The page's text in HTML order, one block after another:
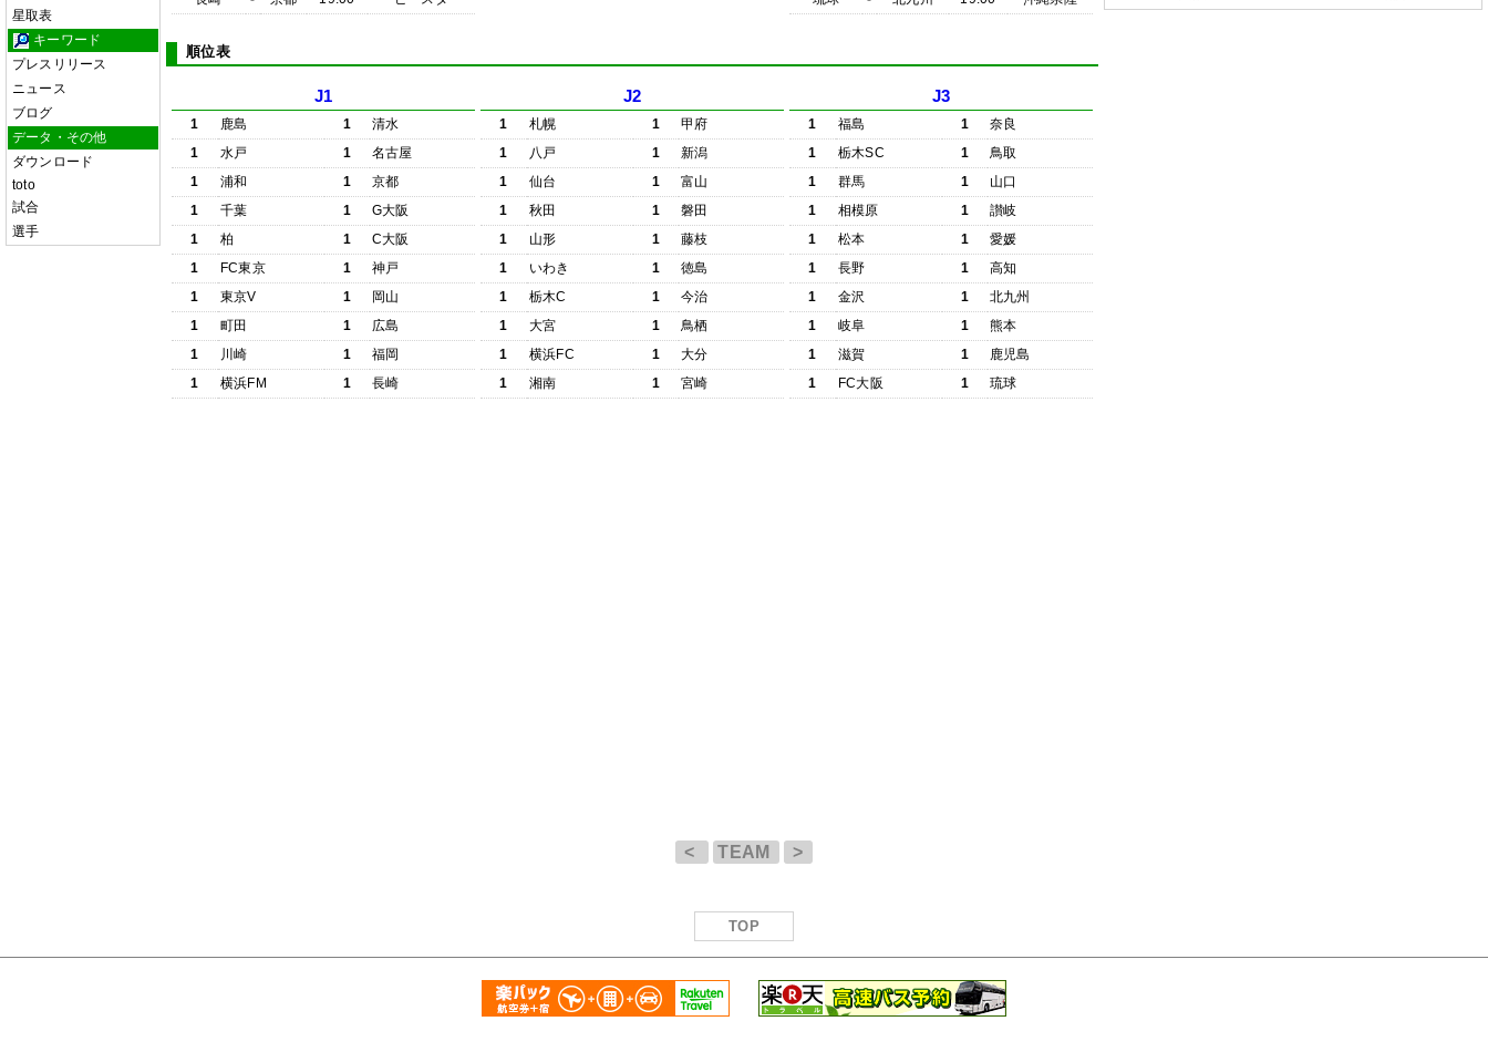
星取表
キーワード
プレスリリース
ニュース
ブログ
データ・その他
ダウンロード
toto
試合
選手
順位表
J1
1 鹿島 1
清水
1
水戸 1
名古屋
1
浦和 1
京都
1
千葉 1
G大阪
1
柏 1
C大阪
1
FC東京 1
神戸
1
東京V 1
岡山
1
町田 1
広島
1
川崎 1
福岡
1
横浜FM 1 長崎
J2
1 札幌 1
甲府
1
八戸 1
新潟
1
仙台 1
富山
1
秋田 1
磐田
1
山形 1
藤枝
1
いわき 1
徳島
1
栃木C 1
今治
1
大宮 1
鳥栖
1
横浜FC 1
大分
1
湘南 1 宮崎
J3
1 福島 1
奈良
1
栃木SC 1
鳥取
1
群馬 1
山口
1
相模原 1
讃岐
1
松本 1
愛媛
1
長野 1
高知
1
金沢 1
北九州
1
岐阜 1
熊本
1
滋賀 1
鹿児島
1
FC大阪 1 琉球
< TEAM >
TOP